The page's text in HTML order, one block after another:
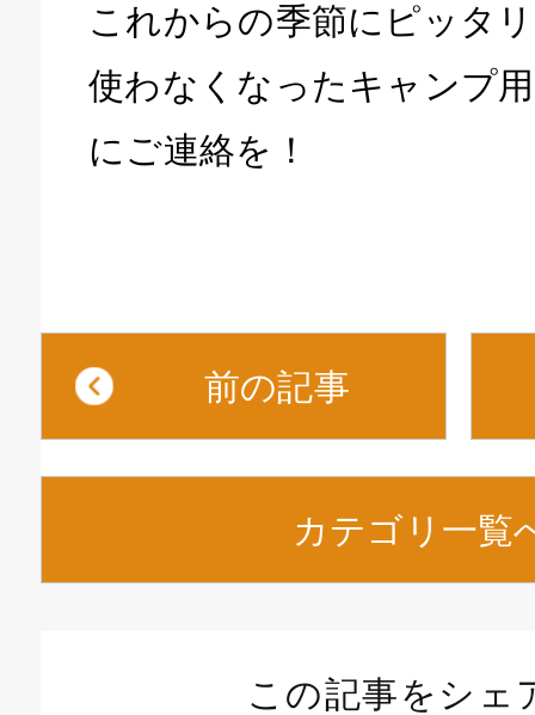
これからの季節にピッタ
使わなくなったキャンプ
にご連絡を！
前の記事
カテゴリ一覧
この記事をシェ
生活館 豊橋東脇本店